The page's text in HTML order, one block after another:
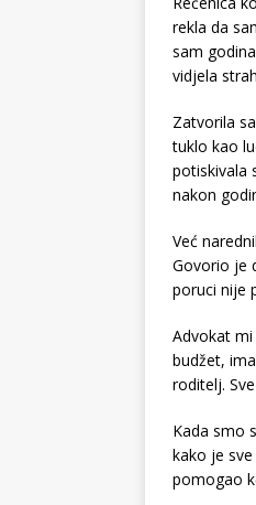
rekla da
sam
vidjela
Zatvorila
tuklo kao
potiskivala
nakon
Već
Govorio je
poruci nije
Advokat
budžet,
roditelj.
Kada smo
kako je
pomogao